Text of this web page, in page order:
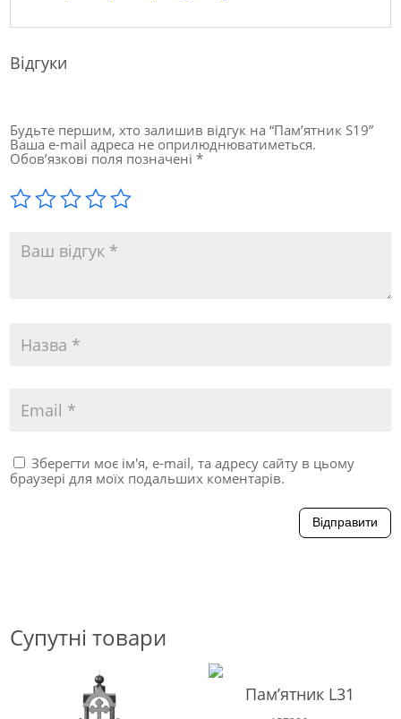
Відгуки
Будьте першим, хто залишив відгук на “Пам’ятник S19”
Ваша e-mail адреса не оприлюднюватиметься.
Обов’язкові поля позначені*
Зберегти моє ім'я, e-mail, та адресу сайту в цьому
браузері для моїх подальших коментарів.
Відправити
Супутні товари
Пам’ятник L31